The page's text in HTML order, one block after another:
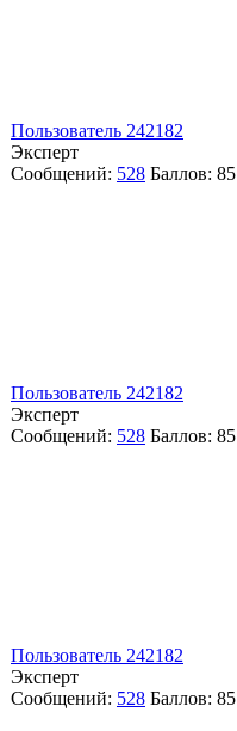
Пользователь 242182
Эксперт
Сообщений: 528 Баллов: 85
Пользователь 242182
Эксперт
Сообщений: 528 Баллов: 85
Пользователь 242182
Эксперт
Сообщений: 528 Баллов: 85